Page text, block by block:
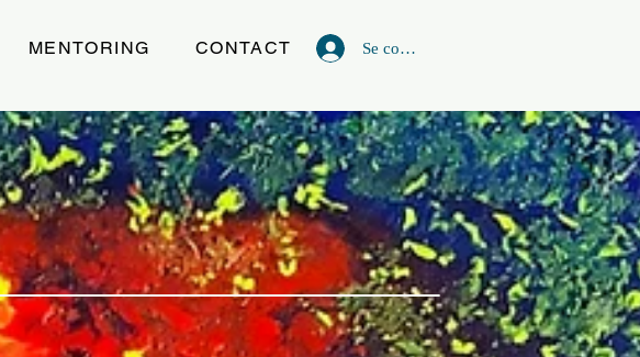
MENTORING CONTACT Se connecter